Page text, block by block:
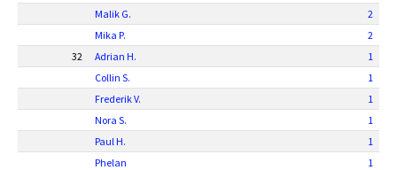
Malik G.
2
Mika P.
2
32
Adrian H.
1
Collin S.
1
Frederik V.
1
Nora S.
1
Paul H.
1
Phelan
1